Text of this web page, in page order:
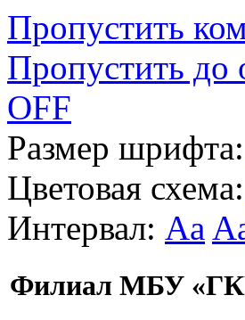
Пропустить
Пропустить до
OFF
Размер шрифта:
Цветовая схема:
Интервал: Aa
Филиал МБУ